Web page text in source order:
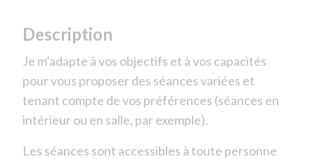
Description
Je m’adapte à vos objectifs et à vos capacités
pour vous proposer des séances variées et
tenant compte de vos préférences (séances en
intérieur ou en salle, par exemple).
Les séances sont accessibles à toute personne